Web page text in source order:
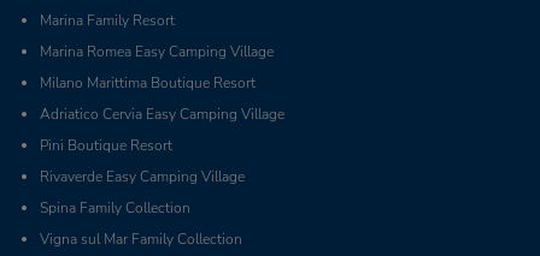
Marina Family Resort
Marina Romea Easy Camping Village
Milano Marittima Boutique Resort
Adriatico Cervia Easy Camping Village
Pini Boutique Resort
Rivaverde Easy Camping Village
Spina Family Collection
Vigna sul Mar Family Collection